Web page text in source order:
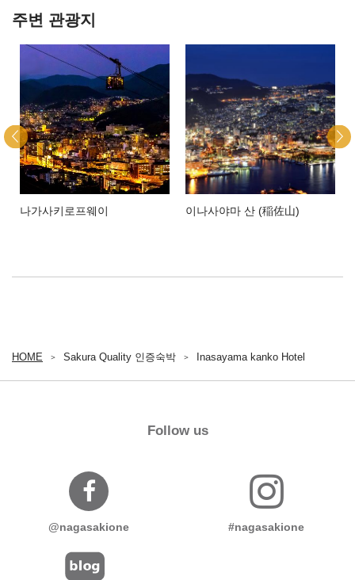
주변 관광지
나가사키로프웨이 이나사야마 산 (稲佐山)
HOME Sakura Quality 인증숙박 Inasayama kanko Hotel
Follow us
@nagasakione #nagasakione